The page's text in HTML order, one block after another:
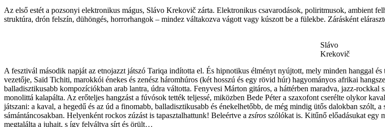
Az első estét a pozsonyi elektronikus mágus, Slávo Krekovič zárta. Elektronikus csavarodások, poliritmusok, ambient
struktúra, drón felszín, dühöngés, horrorhangok – mindez váltakozva vágott vagy kúszott be a fülekbe. Zárásként
Slávo
Krekovič
A fesztivál második napját az etnojazzt játszó Tariqa indította el. És hipnotikus élményt nyújtott, mely minden hanggal
vezetője, Saïd Tichiti, marokkói énekes és zenész háromhúros (két hosszú és egy rövid húr) hagyományos afrikai
balladisztikusabb kompozíciókban arab lantra, údra váltotta. Fenyvesi Márton gitáros, a háttérben maradva, jazz-
monolittá kalapálta. Az erőteljes hangzást a fúvósok tették teljessé, miközben Bede Péter a szaxofont cserélte olykor
játszani: a kaval, a hegedű és az úd a finomabb, balladisztikusabb és énekelhetőbb, de még mindig ütős dalokban szólt,
sámántáncosakban. Helyenként rockos zúzást is tapasztalhattunk! Beleértve a zsíros szólókat is. Kitűnő előadásukat egy
megtalálta a juhait, s így felváltva sírt és örült…